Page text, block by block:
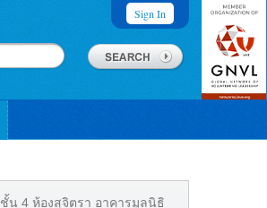
Sign In
ชั้น 4 ห้องสุจิตรา อาคารมูลนิธิ